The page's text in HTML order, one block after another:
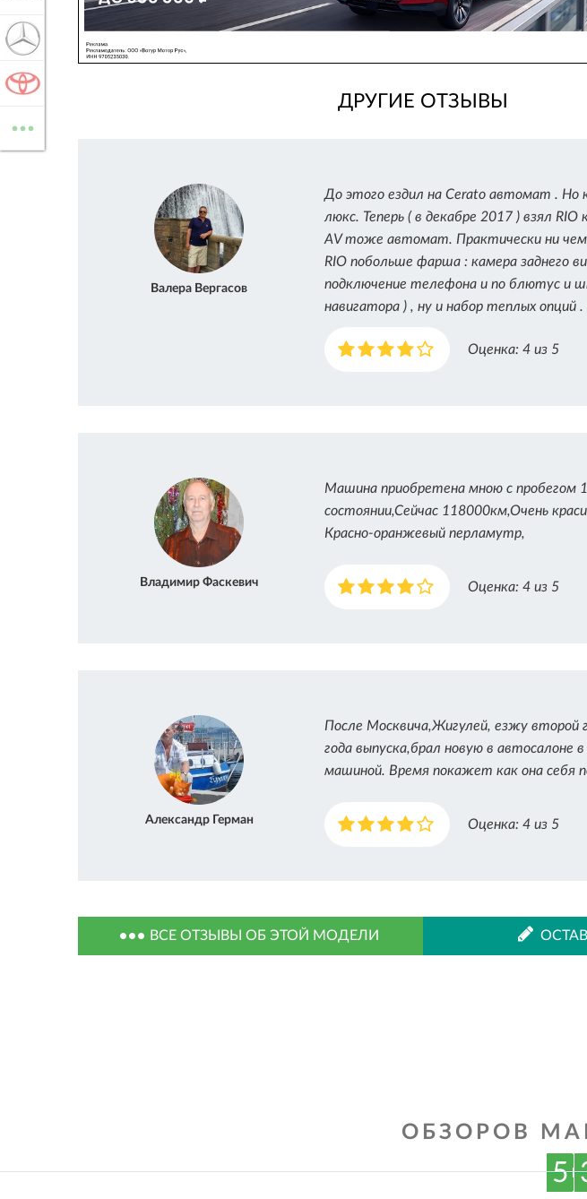
ДРУГИЕ ОТЗЫВЫ
Валера Вергасов
До этого ездил на Cerato автомат . Но
люкс. Теперь ( в декабре 2017 ) взял
AV тоже автомат. Практически ни
RIO побольше фарша : камера заднего
подключение телефона и по блютус и
навигатора ) , ну и набор теплых опций .
Оценка: 4 из 5
Владимир Фаскевич
Машина приобретена мною с пробегом
состоянии,Сейчас 118000км,Очень
Красно-оранжевый перламутр,
Оценка: 4 из 5
Александр Герман
После Москвича,Жигулей, езжу
года выпуска,брал новую в автосалоне
машиной. Время покажет как она себя
Оценка: 4 из 5
ВСЕ ОТЗЫВЫ ОБ ЭТОЙ МОДЕЛИ
ОБЗОРОВ
5
...